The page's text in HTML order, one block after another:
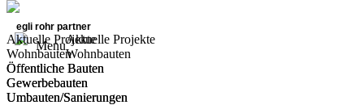
egli rohr partner
Menu
Aktuelle Projekte
Wohnbauten
Öffentliche Bauten
Gewerbebauten
Umbauten/Sanierungen
Aktuelle Projekte
Wohnbauten
Öffentliche Bauten
Gewerbebauten
Umbauten/Sanierungen